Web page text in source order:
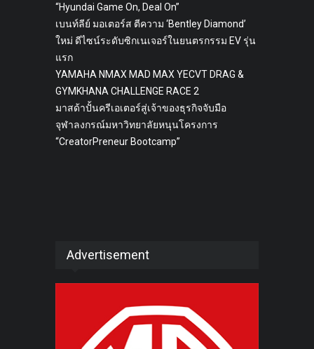
“Hyundai Game On, Deal On”
เบนท์ลีย์ มอเตอร์ส ตีความ ‘Bentley Diamond’
ใหม่ ดีไซน์ระดับซิกเนเจอร์ในยนตรกรรม EV รุ่น
แรก
YAMAHA NMAX MAD MAX YECVT DRAG &
GYMKHANA CHALLENGE RACE 2
มาสด้าปั้นครีเอเตอร์สู่เจ้าของธุรกิจจับมือ
จุฬาลงกรณ์มหาวิทยาลัยหนุนโครงการ
“CreatorPreneur Bootcamp”
Advertisement